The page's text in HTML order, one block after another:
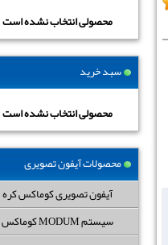
محصولی انتخاب نشده است
سبد خرید
محصولی انتخاب نشده است
محصولات آیفون تصویری
آیفون تصویری کوماکس کره
سیستم MODUM کوماکس